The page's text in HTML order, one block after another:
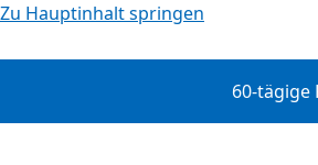
Zu Hauptinhalt springen
60-tägige